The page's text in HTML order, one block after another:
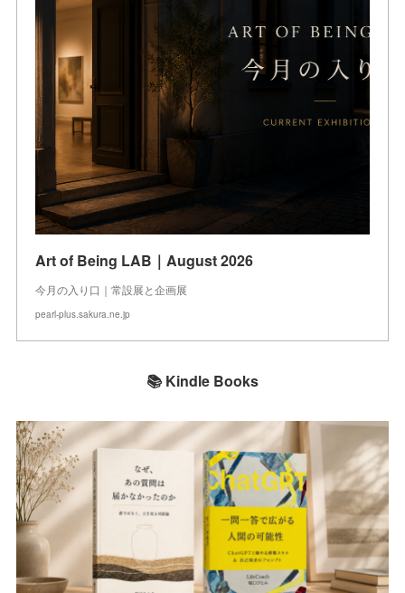
Art of Being LAB｜August 2026
今月の入り口｜常設展と企画展
pearl-plus.sakura.ne.jp
📚 Kindle Books